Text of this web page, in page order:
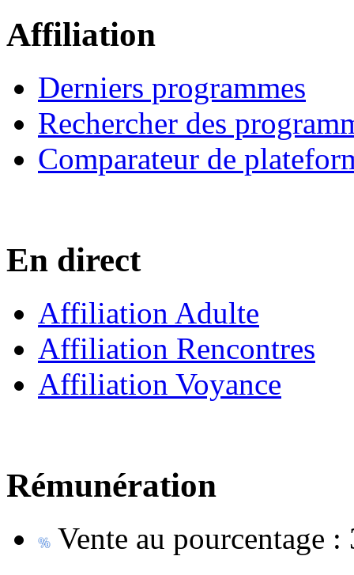
Affiliation
Derniers programmes
Rechercher des
Comparateur de
En direct
Affiliation Adulte
Affiliation Rencontres
Affiliation Voyance
Rémunération
Vente au pourcentage :